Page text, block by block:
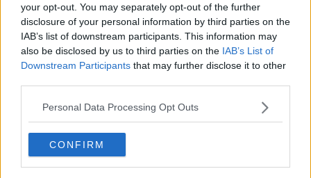
your opt-out. You may separately opt-out of the further
disclosure of your personal information by third parties on the
IAB’s list of downstream participants. This information may
also be disclosed by us to third parties on the IAB’s List of
Downstream Participants that may further disclose it to other
Personal Data Processing Opt Outs
CONFIRM